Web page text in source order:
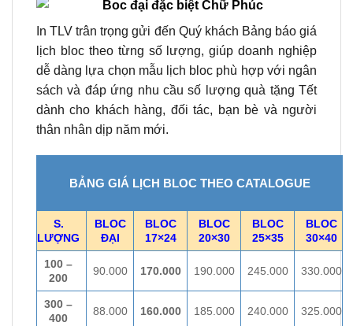
In TLV trân trọng gửi đến Quý khách Bảng báo giá
lịch bloc theo từng số lượng, giúp doanh nghiệp
dễ dàng lựa chọn mẫu lịch bloc phù hợp với ngân
sách và đáp ứng nhu cầu số lượng quà tặng Tết
dành cho khách hàng, đối tác, bạn bè và người
thân nhân dịp năm mới.
BẢNG GIÁ LỊCH BLOC THEO CATALOGUE
S.
LƯỢNG
BLOC
ĐẠI
BLOC
17×24
BLOC
20×30
BLOC
25×35
BLOC
30×40
100 –
200
90.000 170.000 190.000 245.000 330.000
300 –
400
88.000 160.000 185.000 240.000 325.000